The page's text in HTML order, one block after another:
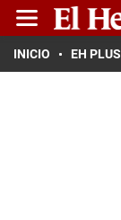
INICIO EH PLUS